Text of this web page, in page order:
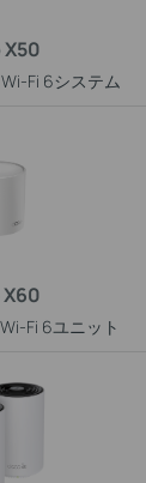
X50
Fi 6システム
Fi 6ユニット